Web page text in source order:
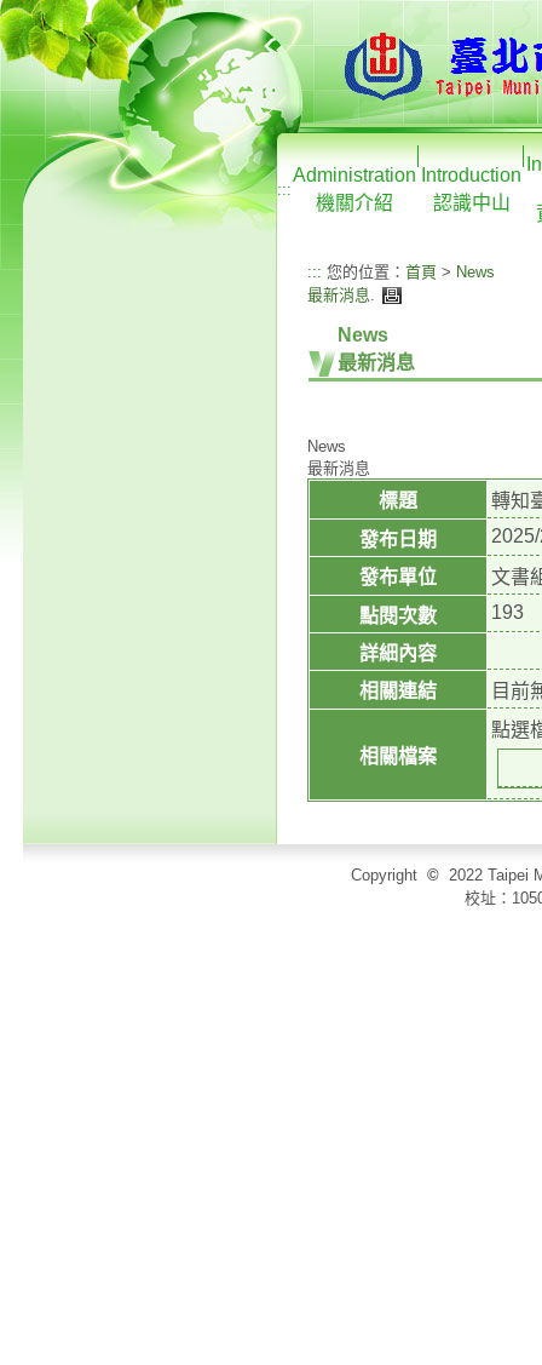
:::
Administration
機關介紹
Introduction
認識中山
::: 您的位置： 首頁 > News
最新消息.
News
最新消息
News
最新消息
標題
轉知
發布日期
發布單位
文書
點閱次數
193
詳細內容
相關連結
目前
相關檔案
點選
Copyright © 2022 Taipei
校址：